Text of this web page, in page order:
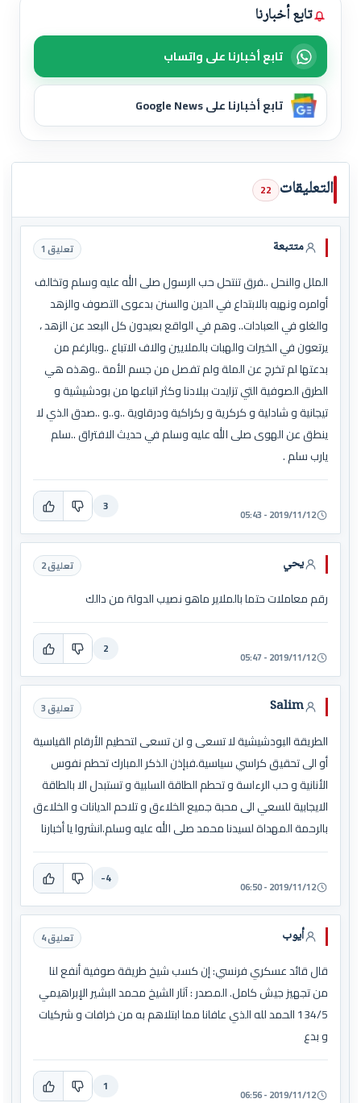
تابع أخبارنا
تابع أخبارنا على واتساب
تابع أخبارنا على Google News
التعليقات 22
متتبعة تعليق 1
الملل والنحل ..فرق تنتحل حب الرسول صلى الله عليه وسلم وتخالف
أوامره ونهيه بالابتداع في الدين والسنن بدعوى التصوف والزهد
والغلو في العبادات.. وهم في الواقع بعيدون كل البعد عن الزهد ،
يرتعون في الخيرات والهبات بالملايين والاف الاتباع ..وبالرغم من
بدعتها لم تخرج عن الملة ولم تفصل من جسم الأمة ..وهذه هي
الطرق الصوفية التي تزايدت ببلادنا وكثر اتباعها من بودشيشية و
تيجانية و شادلية و كركرية و ركراكية ودرقاوية ..و..و ..صدق الذي لا
ينطق عن الهوى صلى الله عليه وسلم في حديث الافتراق ..سلم
يارب سلم .
2019/11/12 - 05:43
3
يحي تعليق 2
رقم معاملات حتما بالملاير ماهو نصيب الدولۃ من دالك
2019/11/12 - 05:47
2
Salim تعليق 3
الطريقة البودشيشية لا تسعى و لن تسعى لتحطيم الأرقام القياسية
أو الى تحقيق كراسي سياسية.فبإذن الذكر المبارك تحطم نفوس
الأنانية و حب الرءاسة و تحطم الطاقة السلبية و تستبدل الا بالطاقة
الايجابية للسعي الى محبة جميع الخلاءق و تلاحم الديانات و الخلاءق
بالرحمة المهداة لسيدنا محمد صلى الله عليه وسلم.انشروا يا أخبارنا
2019/11/12 - 06:50
-4
أيوب تعليق 4
قال قائد عسكري فرنسي: إن كسب شيخ طريقة صوفية أنفع لنا
من تجهيز جيش كامل. المصدر : آثار الشيخ محمد البشير الإبراهيمي
134/5 الحمد لله الذي عافانا مما ابتلاهم به من خرافات و شركيات
و بدع
2019/11/12 - 06:56
1